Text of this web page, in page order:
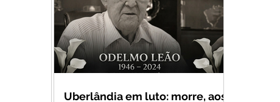
Uberlândia em luto: morre, aos